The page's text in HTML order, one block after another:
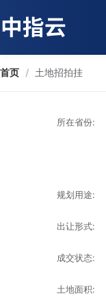
首页 / 土地招拍挂
所在省份:
规划用途:
出让形式:
成交状态:
土地面积: